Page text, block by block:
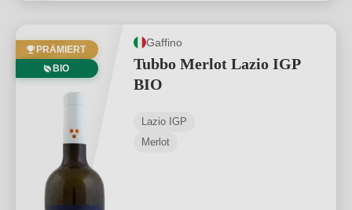
PRÄMIERT
BIO
Gaffino
Tubbo Merlot Lazio IGP
BIO
Lazio IGP
Merlot